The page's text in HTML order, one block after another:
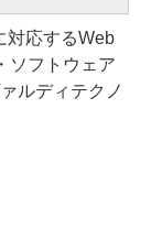
応するWeb
ソフトウェア
ルディテクノ